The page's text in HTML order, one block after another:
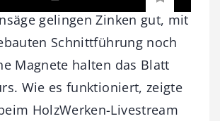
gelingen Zinken gut, mit
Schnittführung noch
Magnete halten das Blatt
Wie es funktioniert, zeigte
HolzWerken-Livestream